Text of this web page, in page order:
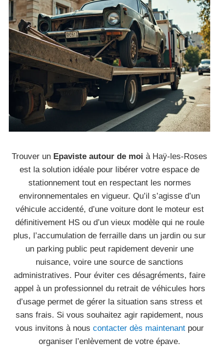
Trouver un Epaviste autour de moi à Haÿ-les-Roses
est la solution idéale pour libérer votre espace de
stationnement tout en respectant les normes
environnementales en vigueur. Qu’il s’agisse d’un
véhicule accidenté, d’une voiture dont le moteur est
définitivement HS ou d’un vieux modèle qui ne roule
plus, l’accumulation de ferraille dans un jardin ou sur
un parking public peut rapidement devenir une
nuisance, voire une source de sanctions
administratives. Pour éviter ces désagréments, faire
appel à un professionnel du retrait de véhicules hors
d’usage permet de gérer la situation sans stress et
sans frais. Si vous souhaitez agir rapidement, nous
vous invitons à nous contacter dès maintenant pour
organiser l’enlèvement de votre épave.